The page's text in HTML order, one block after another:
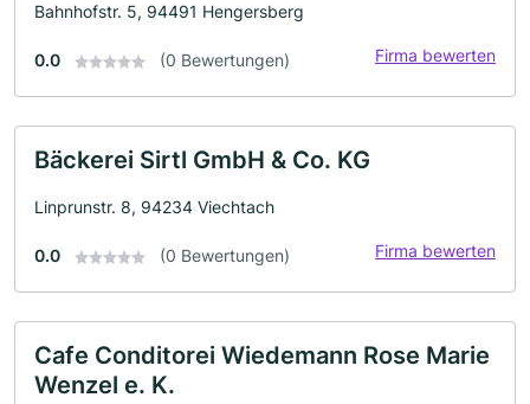
Bahnhofstr. 5, 94491 Hengersberg
0.0 (0 Bewertungen) Firma bewerten
Bäckerei Sirtl GmbH & Co. KG
Linprunstr. 8, 94234 Viechtach
0.0 (0 Bewertungen) Firma bewerten
Cafe Conditorei Wiedemann Rose Marie
Wenzel e. K.